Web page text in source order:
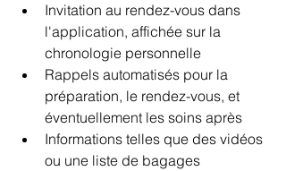
Invitation au rendez-vous dans
l'application, affichée sur la
chronologie personnelle
Rappels automatisés pour la
préparation, le rendez-vous, et
éventuellement les soins après
Informations telles que des vidéos
ou une liste de bagages